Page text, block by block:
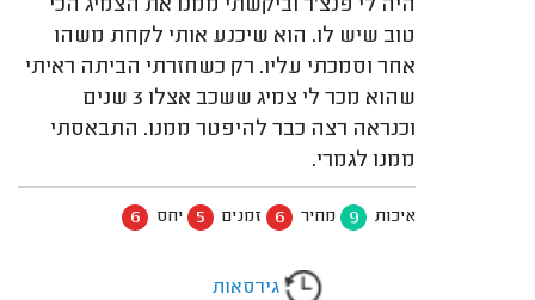
היה לי פנצ'ר וביקשתי ממנו את הצמיג הכי
טוב שיש לו. הוא שיכנע אותי לקחת משהו
אחר וסמכתי עליו. רק כשחזרתי הביתה ראיתי
שהוא מכר לי צמיג ששכב אצלו 3 שנים
וכנראה רצה כבר להיפטר ממנו. התבאסתי
ממנו לגמרי.
איכות 9 מחיר 6 זמנים 5 יחס 6
גירסאות